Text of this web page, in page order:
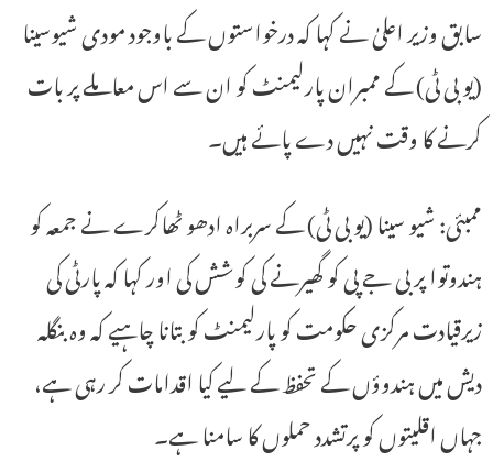
سابق وزیر اعلیٰ نے کہا کہ درخواستوں کے باوجود مودی شیوسینا
(یو بی ٹی) کے ممبران پارلیمنٹ کو ان سے اس معاملے پر بات
کرنے کا وقت نہیں دے پائے ہیں۔
ممبئی: شیو سینا (یو بی ٹی) کے سربراہ ادھو ٹھاکرے نے جمعہ کو
ہندوتوا پر بی جے پی کو گھیرنے کی کوشش کی اور کہا کہ پارٹی کی
زیرقیادت مرکزی حکومت کو پارلیمنٹ کو بتانا چاہیے کہ وہ بنگلہ
دیش میں ہندوؤں کے تحفظ کے لیے کیا اقدامات کر رہی ہے،
جہاں اقلیتوں کو پرتشدد حملوں کا سامنا ہے۔